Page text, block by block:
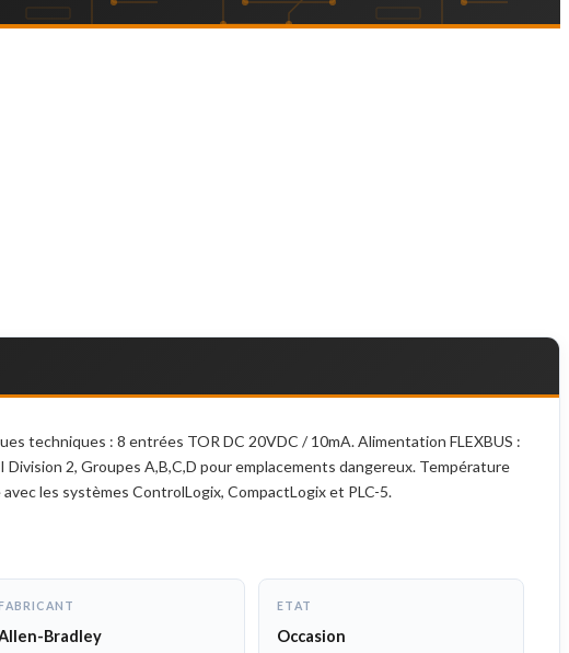
techniques : 8 entrées TOR DC 20VDC / 10mA. Alimentation FLEXBUS :
2, Groupes A,B,C,D pour emplacements dangereux. Température
les systèmes ControlLogix, CompactLogix et PLC-5.
Bradley
ETAT
Occasion